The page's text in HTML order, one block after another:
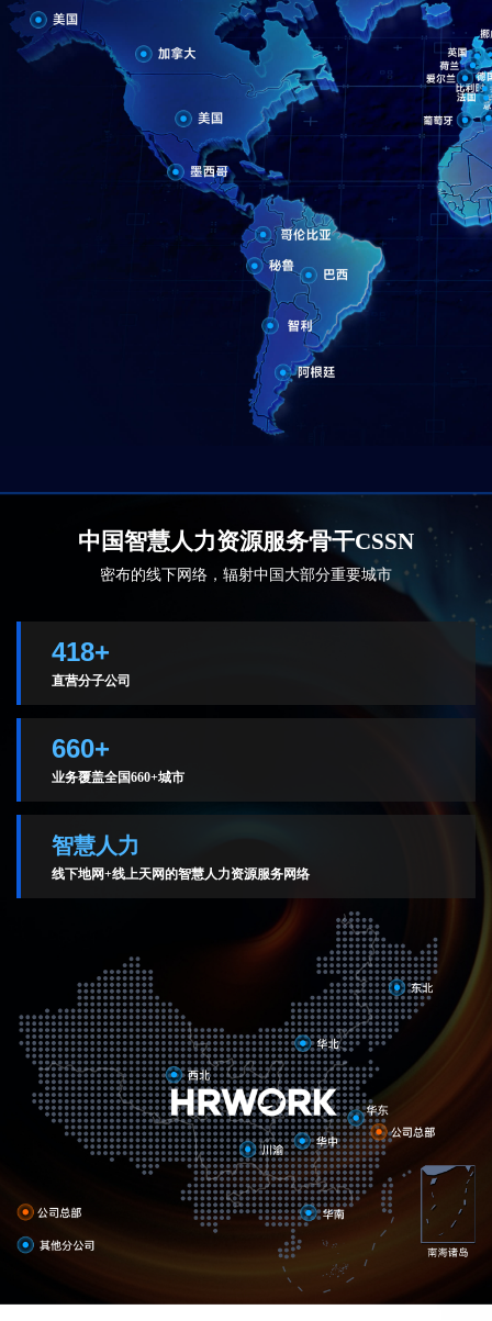
中国智慧人力资源服务骨干CSSN
密布的线下网络，辐射中国大部分重要城市
418+
直营分子公司
660+
业务覆盖全国660+城市
智慧人力
线下地网+线上天网的智慧人力资源服务网络